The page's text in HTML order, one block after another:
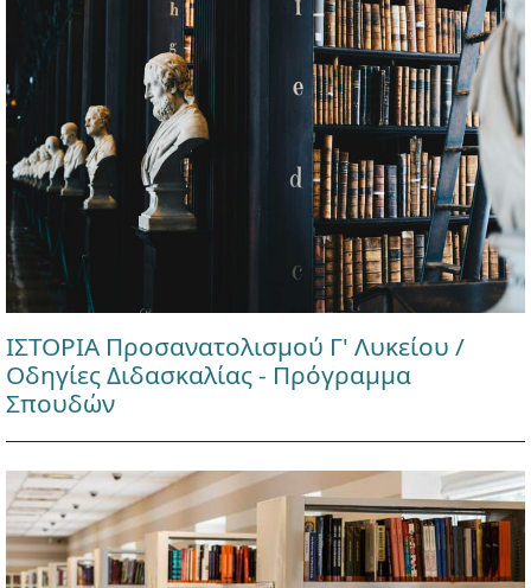
ΙΣΤΟΡΙΑ Προσανατολισμού Γ' Λυκείου /
Οδηγίες Διδασκαλίας - Πρόγραμμα
Σπουδών